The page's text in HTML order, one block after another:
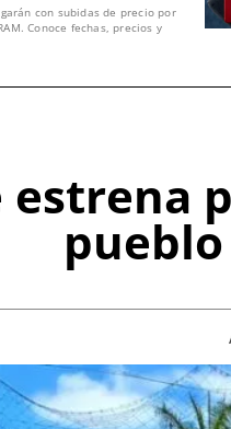
con subidas de precio por
Conoce fechas, precios y
estrena